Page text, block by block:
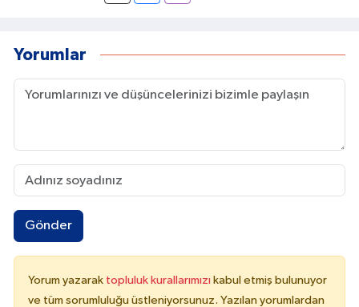
İçeriklerin doğru başlıklarla hazırlanması,
Yorumlar
Gönder
Yorum yazarak topluluk kurallarımızı kabul etmiş bulunuyor
ve tüm sorumluluğu üstleniyorsunuz. Yazılan yorumlardan